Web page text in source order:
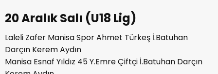
20 Aralık Salı (U18 Lig)
Laleli Zafer Manisa Spor Ahmet Türkeş İ.Batuhan
Darçın Kerem Aydın
Manisa Esnaf Yıldız 45 Y.Emre Çiftçi İ.Batuhan Darçın